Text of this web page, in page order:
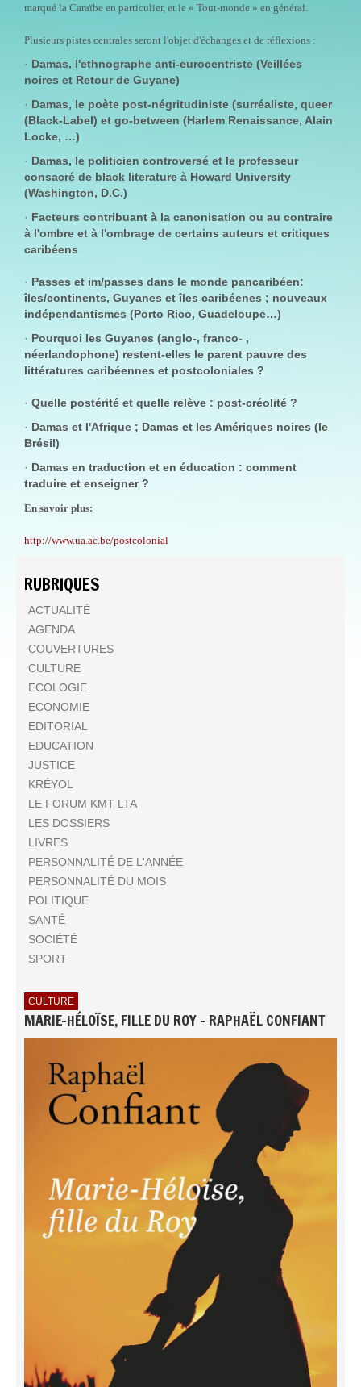
marqué la Caraïbe en particulier, et le « Tout-monde » en général.
Plusieurs pistes centrales seront l'objet d'échanges et de réflexions :
· Damas, l'ethnographe anti-eurocentriste (Veillées
noires et Retour de Guyane)
· Damas, le poète post-négritudiniste (surréaliste, queer
(Black-Label) et go-between (Harlem Renaissance, Alain
Locke, …)
· Damas, le politicien controversé et le professeur
consacré de black literature à Howard University
(Washington, D.C.)
· Facteurs contribuant à la canonisation ou au contraire
à l'ombre et à l'ombrage de certains auteurs et critiques
caribéens
· Passes et im/passes dans le monde pancaribéen:
îles/continents, Guyanes et îles caribéenes ; nouveaux
indépendantismes (Porto Rico, Guadeloupe…)
· Pourquoi les Guyanes (anglo-, franco- ,
néerlandophone) restent-elles le parent pauvre des
littératures caribéennes et postcoloniales ?
· Quelle postérité et quelle relève : post-créolité ?
· Damas et l'Afrique ; Damas et les Amériques noires (le
Brésil)
· Damas en traduction et en éducation : comment
traduire et enseigner ?
En savoir plus:
http://www.ua.ac.be/postcolonial
RUBRIQUES
ACTUALITÉ
AGENDA
COUVERTURES
CULTURE
ECOLOGIE
ECONOMIE
EDITORIAL
EDUCATION
JUSTICE
KRÉYOL
LE FORUM KMT LTA
LES DOSSIERS
LIVRES
PERSONNALITÉ DE L'ANNÉE
PERSONNALITÉ DU MOIS
POLITIQUE
SANTÉ
SOCIÉTÉ
SPORT
CULTURE
MARIE-HÉLOÏSE, FILLE DU ROY - RAPHAËL CONFIANT